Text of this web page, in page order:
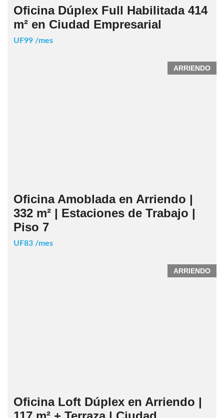
Oficina Dúplex Full Habilitada 414
m² en Ciudad Empresarial
UF99 /mes
ARRIENDO
Oficina Amoblada en Arriendo |
332 m² | Estaciones de Trabajo |
Piso 7
UF83 /mes
ARRIENDO
Oficina Loft Dúplex en Arriendo |